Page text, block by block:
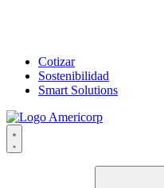
Cotizar
Sostenibilidad
Smart Solutions